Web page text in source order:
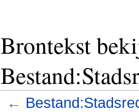
Brontekst
←